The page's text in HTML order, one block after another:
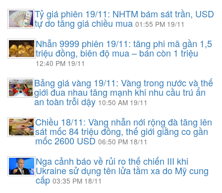
Tỷ giá phiên 19/11: NHTM bám sát trần, USD
tự do tăng giá chiều mua 01:55 PM 19/11
Nhẫn 9999 phiên 19/11: tăng phi mã gần 1,5
triệu đồng, biên độ mua – bán còn 1 triệu
12:40 PM 19/11
Bảng giá vàng 19/11: Vàng trong nước và thế
giới đua nhau tăng mạnh khi nhu cầu trú ẩn
an toàn trỗi dậy 10:50 AM 19/11
Chiều 18/11: Vàng nhẫn nới rộng đà tăng lên
sát mốc 84 triệu đồng, thế giới giằng co gần
mốc 2600 USD06:50 PM 18/11
Nga cảnh báo về rủi ro thế chiến III khi
Ukraine sử dụng tên lửa tầm xa do Mỹ cung
cấp03:35 PM 18/11